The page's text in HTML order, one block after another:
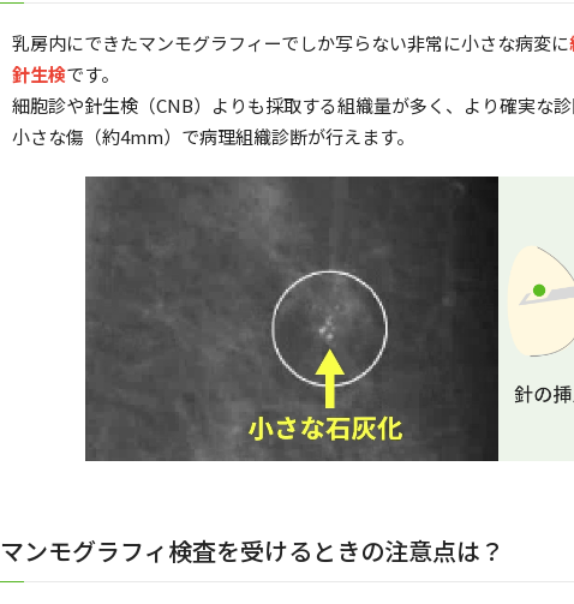
乳房内にできたマンモグラフィーでしか写らない非常に小さな病変に
針生検です。
細胞診や針生検（CNB）よりも採取する組織量が多く、より確実な診
小さな傷（約4mm）で病理組織診断が行えます。
マンモグラフィ検査を受けるときの注意点は？